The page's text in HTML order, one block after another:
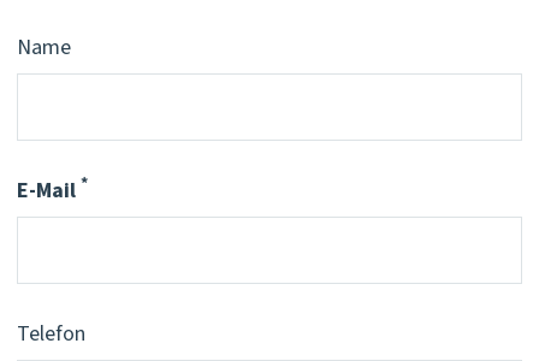
Name
E-Mail *
Pflichtfeld
Telefon